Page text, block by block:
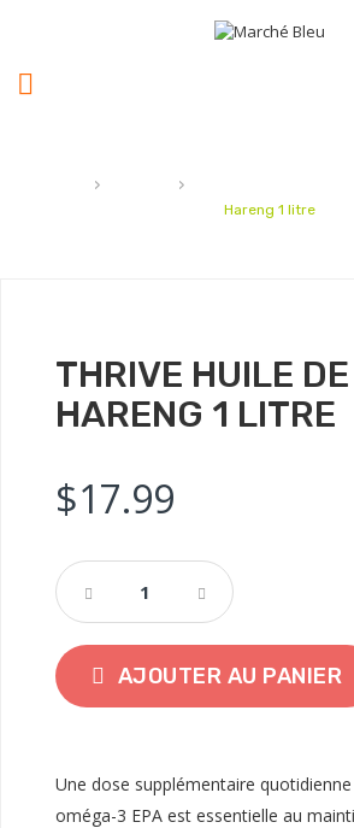
› ›
Hareng 1 litre
THRIVE HUILE DE
HARENG 1 LITRE
$17.99
AJOUTER AU PANIER
Une dose supplémentaire quotidienne
oméga-3 EPA est essentielle au